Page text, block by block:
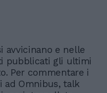
avvicinano e nelle
pubblicati gli ultimi
Per commentare i
ad Omnibus, talk